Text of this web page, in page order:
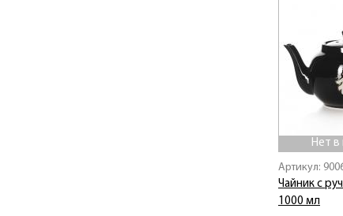
Нет в
Артикул:
Чайник с
1000 мл